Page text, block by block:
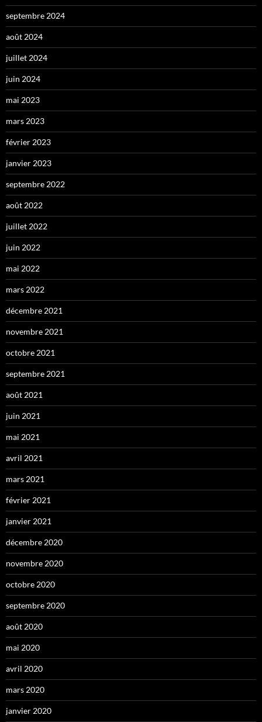
septembre 2024
août 2024
juillet 2024
juin 2024
mai 2023
mars 2023
février 2023
janvier 2023
septembre 2022
août 2022
juillet 2022
juin 2022
mai 2022
mars 2022
décembre 2021
novembre 2021
octobre 2021
septembre 2021
août 2021
juin 2021
mai 2021
avril 2021
mars 2021
février 2021
janvier 2021
décembre 2020
novembre 2020
octobre 2020
septembre 2020
août 2020
mai 2020
avril 2020
mars 2020
janvier 2020